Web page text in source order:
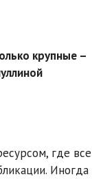
крупные –
где все
Иногда